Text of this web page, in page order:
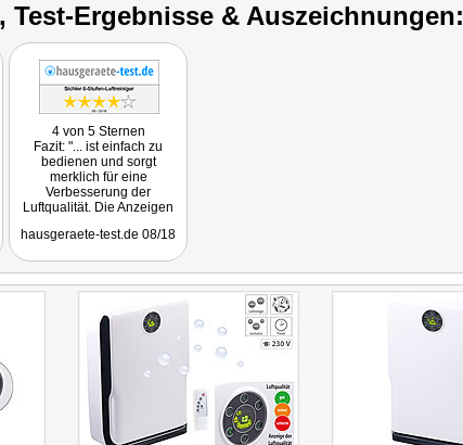
Test-Ergebnisse & Auszeichnungen:
4 von 5 Sternen
Fazit: "... ist einfach zu
bedienen und sorgt
merklich für eine
Verbesserung der
Luftqualität. Die Anzeigen
verstehen. Der Sichler
Mitteln ein wenig zu
hausgeraete-test.de 08/18